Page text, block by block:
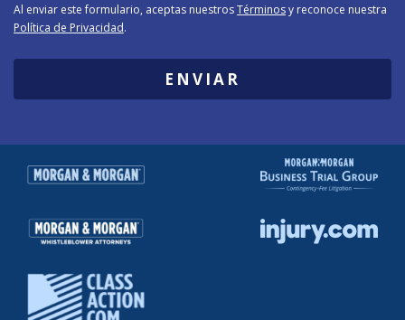
Al enviar este formulario, aceptas nuestrosTérminosy reconoce nuestra
Política de Privacidad.